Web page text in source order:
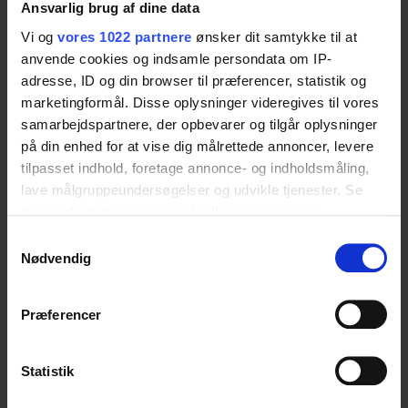
Ansvarlig brug af dine data
Vi og vores 1022 partnere ønsker dit samtykke til at
anvende cookies og indsamle persondata om IP-
adresse, ID og din browser til præferencer, statistik og
marketingformål. Disse oplysninger videregives til vores
samarbejdspartnere, der opbevarer og tilgår oplysninger
på din enhed for at vise dig målrettede annoncer, levere
tilpasset indhold, foretage annonce- og indholdsmåling,
lave målgruppeundersøgelser og udvikle tjenester. Se
tilbage eller ændre indstillinger fra vores
"Cookiedeklaration", eller ved at trykke på "Privacy
Indsamle præcise oplysninger om din placering,
Nødvendig
Præferencer
Statistik
behov.
Specifikationer
Max. användarvikt
Den höjdjusterbara enheten är belastningstestad
Höjdjustering
200 mm